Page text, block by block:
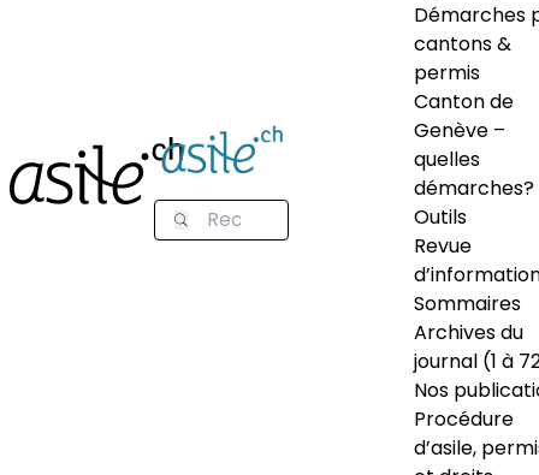
Démarches
cantons &
permis
Canton de
Genève –
quelles
démarches?
Outils
Revue
Sommaires
Archives du
journal (1 à
Nos
Procédure
d’asile,